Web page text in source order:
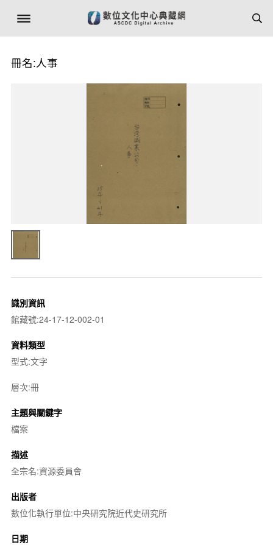
冊名:人事
識別資訊
館藏號:24-17-12-002-01
資料類型
型式:文字
層次:冊
主題與關鍵字
檔案
描述
全宗名:資源委員會
出版者
數位化執行單位:中央研究院近代史研究所
日期